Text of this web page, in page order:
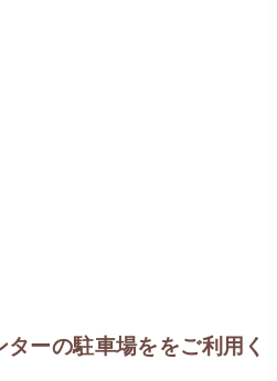
ーの駐車場ををご利用く